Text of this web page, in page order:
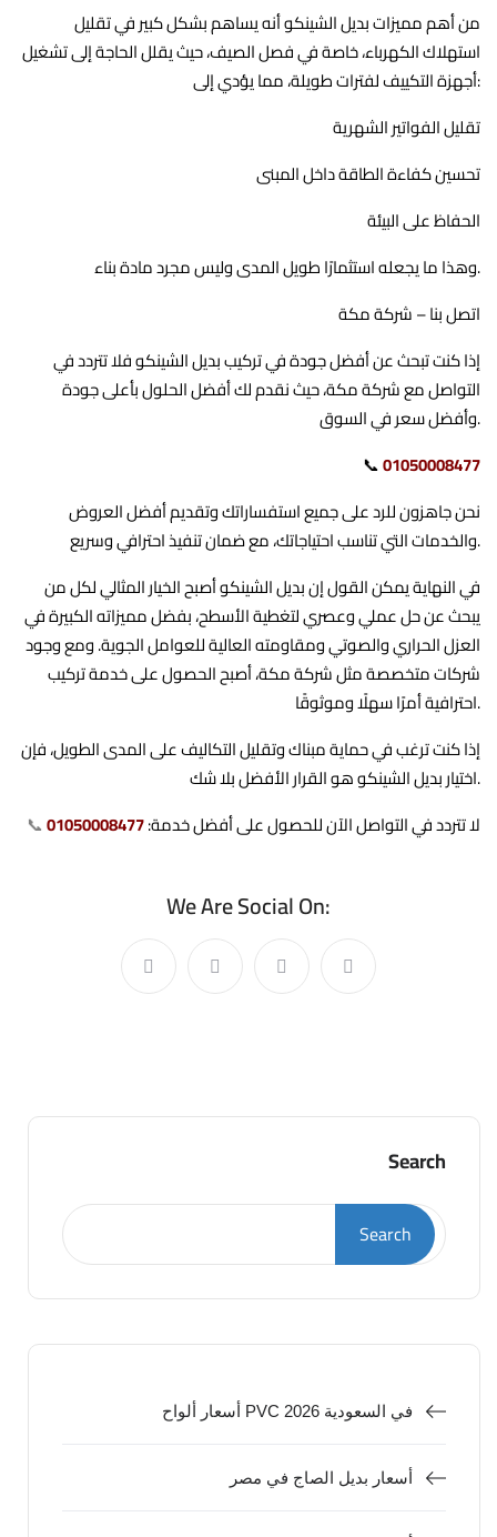
من أهم مميزات بديل الشينكو أنه يساهم بشكل كبير في تقليل
استهلاك الكهرباء، خاصة في فصل الصيف، حيث يقلل الحاجة إلى تشغيل
أجهزة التكييف لفترات طويلة، مما يؤدي إلى:
تقليل الفواتير الشهرية
تحسين كفاءة الطاقة داخل المبنى
الحفاظ على البيئة
وهذا ما يجعله استثمارًا طويل المدى وليس مجرد مادة بناء.
اتصل بنا – شركة مكة
إذا كنت تبحث عن أفضل جودة في تركيب بديل الشينكو فلا تتردد في
التواصل مع شركة مكة، حيث نقدم لك أفضل الحلول بأعلى جودة
وأفضل سعر في السوق.
📞01050008477
نحن جاهزون للرد على جميع استفساراتك وتقديم أفضل العروض
والخدمات التي تناسب احتياجاتك، مع ضمان تنفيذ احترافي وسريع.
في النهاية يمكن القول إن بديل الشينكو أصبح الخيار المثالي لكل من
يبحث عن حل عملي وعصري لتغطية الأسطح، بفضل مميزاته الكبيرة في
العزل الحراري والصوتي ومقاومته العالية للعوامل الجوية. ومع وجود
شركات متخصصة مثل شركة مكة، أصبح الحصول على خدمة تركيب
احترافية أمرًا سهلًا وموثوقًا.
إذا كنت ترغب في حماية مبناك وتقليل التكاليف على المدى الطويل، فإن
اختيار بديل الشينكو هو القرار الأفضل بلا شك.
📞
لا تتردد في التواصل الآن للحصول على أفضل خدمة:01050008477
We Are Social On:
Search
Search
أسعار ألواح PVC في السعودية 2026
أسعار بديل الصاج في مصر